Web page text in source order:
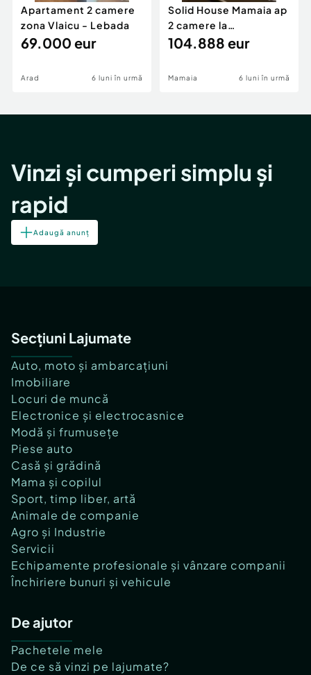
Apartament 2 camere
zona Vlaicu - Lebada
69.000 eur
Arad 6 luni în urmă
Solid House Mamaia ap
2 camere la
cheie,langa Mega
104.888 eur
Mamaia 6 luni în urmă
Vinzi și cumperi simplu și
rapid
Adaugă anunț
Secțiuni Lajumate
Auto, moto și ambarcațiuni
Imobiliare
Locuri de muncă
Electronice și electrocasnice
Modă și frumusețe
Piese auto
Casă și grădină
Mama și copilul
Sport, timp liber, artă
Animale de companie
Agro și Industrie
Servicii
Echipamente profesionale și vânzare companii
Închiriere bunuri și vehicule
De ajutor
Pachetele mele
De ce să vinzi pe lajumate?